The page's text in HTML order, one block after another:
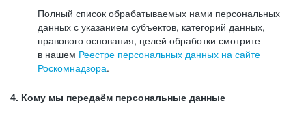
Полный список обрабатываемых нами персональных
данных с указанием субъектов, категорий данных,
правового основания, целей обработки смотрите
в нашем Реестре персональных данных на сайте
Роскомнадзора.
4. Кому мы передаём персональные данные